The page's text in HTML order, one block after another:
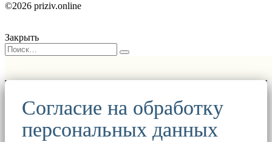
©2026 priziv.online
Закрыть
Согласие на обработку
персональных данных